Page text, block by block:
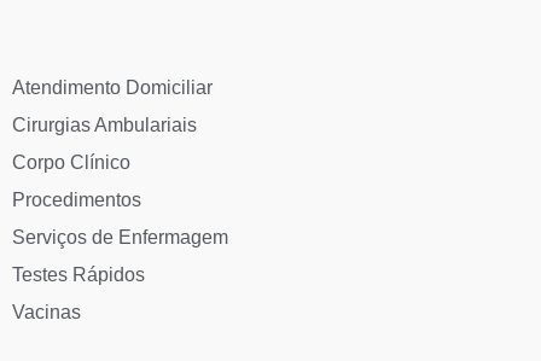
Atendimento Domiciliar
Cirurgias Ambulariais
Corpo Clínico
Procedimentos
Serviços de Enfermagem
Testes Rápidos
Vacinas